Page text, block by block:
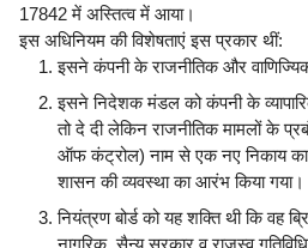
17842 में अस्तित्व में आया।
इस अधिनियम की विशेषताएं इस प्रकार थीं:
इसने कंपनी के राजनीतिक और
इसने निदेशक मंडल को कंपनी के
तो दे दी लेकिन राजनीतिक मामलों के
ऑफ कंट्रोल) नाम से एक नए निकाय का
शासन की व्यवस्था का आरंभ किया गया।
नियंत्रण बोर्ड को यह शक्ति थी कि वह